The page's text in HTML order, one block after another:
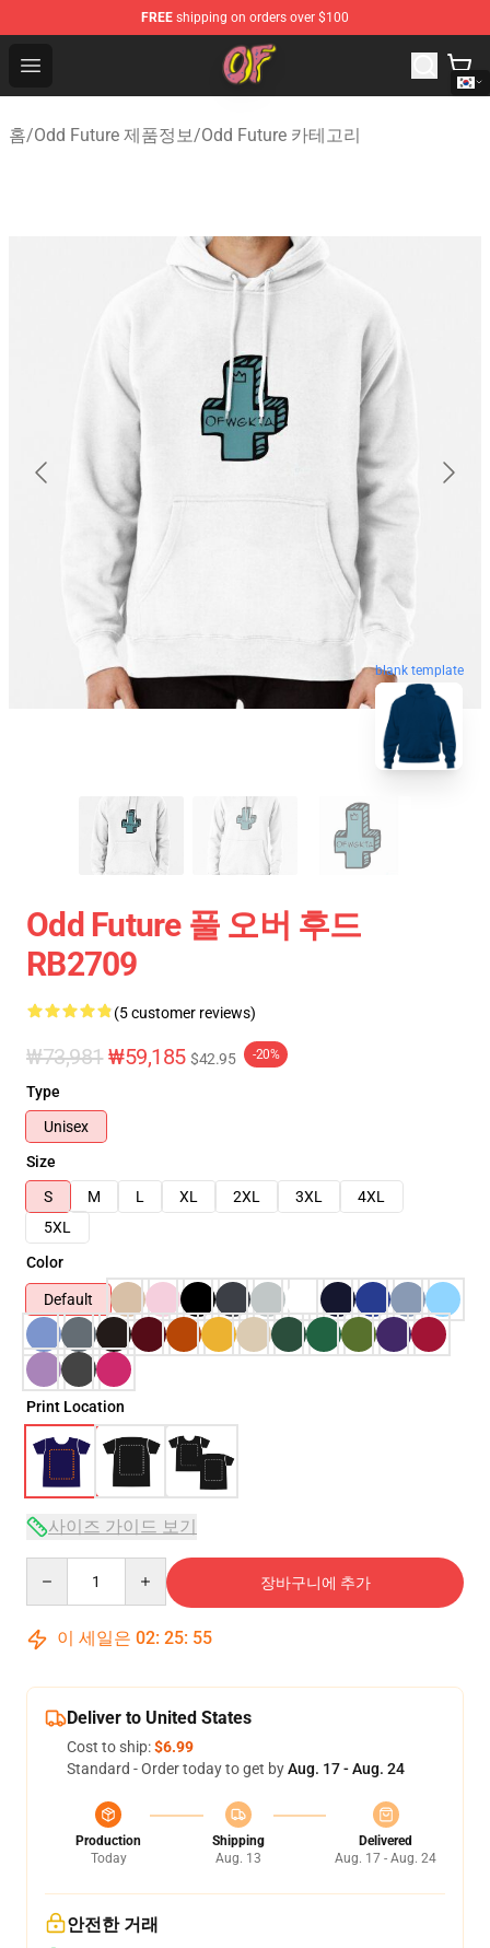
FREE shipping on orders over $100
Open menu
Odd Future Shop - Official Odd Future Merchandise Store
홈/Odd Future 제품정보/Odd Future 카테고리
blank template
Odd Future 풀 오버 후드
RB2709
(5 customer reviews)
₩73,981 ₩59,185 $42.95 -20%
Type
Unisex
Size
S
M L XL 2XL 3XL
4XL
5XL
Color
Default
Print Location
사이즈 가이드 보기
장바구니에 추가
이 세일은 02: 25: 54
Deliver to United States
Cost to ship:$6.99
Standard - Order today to get byAug. 17 - Aug. 24
Production
Today
Shipping
Aug. 13
Delivered
Aug. 17 - Aug. 24
안전한 거래